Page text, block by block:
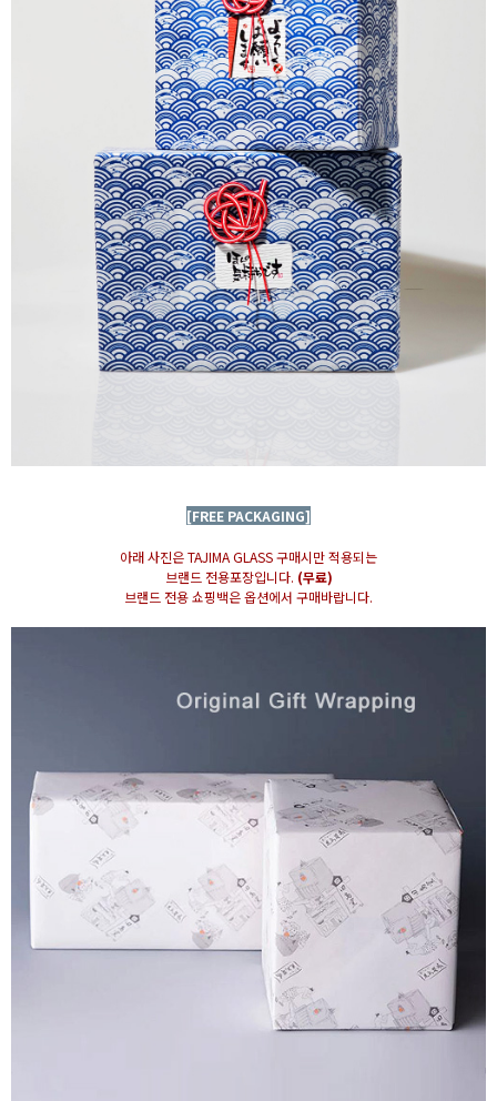
[FREE PACKAGING]
아래 사진은 TAJIMA GLASS 구매시만 적용되는
브랜드 전용포장입니다. (무료)
브랜드 전용 쇼핑백은 옵션에서 구매바랍니다.